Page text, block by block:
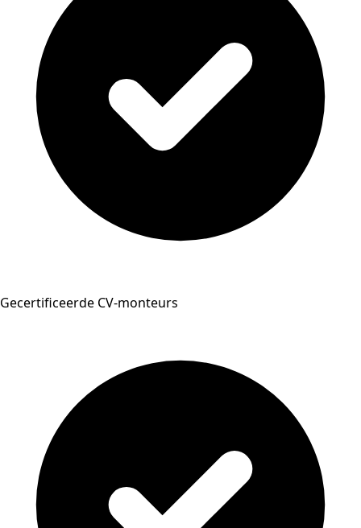
Gecertificeerde CV-monteurs